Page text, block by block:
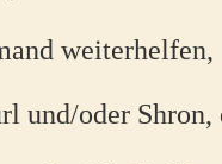
weiterhelfen,
und/oder Shron,